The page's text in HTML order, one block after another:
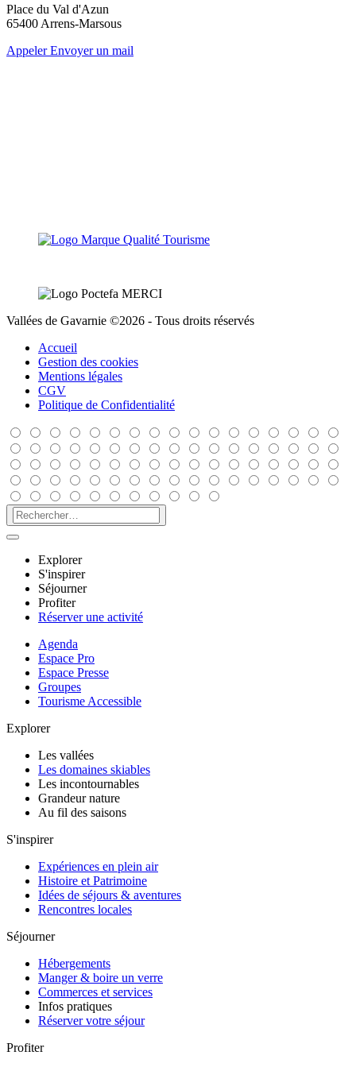
Place du Val d'Azun
65400 Arrens-Marsous
AppelerEnvoyer un mail
Vallées de Gavarnie ©2026 - Tous droits réservés
Accueil
Gestion des cookies
Mentions légales
CGV
Politique de Confidentialité
Explorer
S'inspirer
Séjourner
Profiter
Réserver une activité
Agenda
Espace Pro
Espace Presse
Groupes
Tourisme Accessible
Explorer
Les vallées
Les domaines skiables
Les incontournables
Grandeur nature
Au fil des saisons
S'inspirer
Expériences en plein air
Histoire et Patrimoine
Idées de séjours & aventures
Rencontres locales
Séjourner
Hébergements
Manger & boire un verre
Commerces et services
Infos pratiques
Réserver votre séjour
Profiter